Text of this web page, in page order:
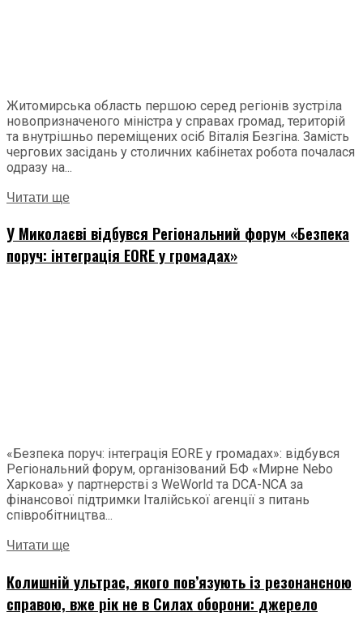
Житомирська область першою серед регіонів зустріла
новопризначеного міністра у справах громад, територій
та внутрішньо переміщених осіб Віталія Безгіна. Замість
чергових засідань у столичних кабінетах робота почалася
одразу на...
Читати ще
У Миколаєві відбувся Регіональний форум «Безпека
поруч: інтеграція EORE у громадах»
«Безпека поруч: інтеграція EORE у громадах»: відбувся
Регіональний форум, організований БФ «Мирне Nebo
Харкова» у партнерстві з WeWorld та DCA-NCA за
фінансової підтримки Італійської агенції з питань
співробітництва...
Читати ще
Колишній ультрас, якого пов’язують із резонансною
справою, вже рік не в Силах оборони: джерело